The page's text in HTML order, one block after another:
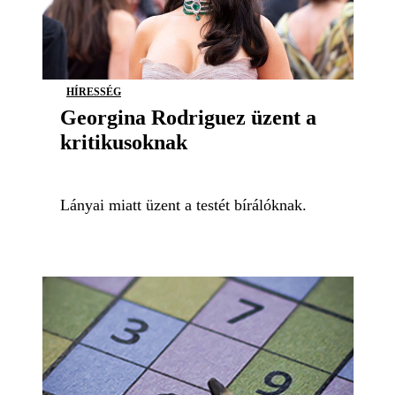
HÍRESSÉG
Georgina Rodriguez üzent a
kritikusoknak
Lányai miatt üzent a testét bírálóknak.